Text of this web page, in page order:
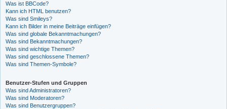
Was ist BBCode?
Kann ich HTML benutzen?
Was sind Smileys?
Kann ich Bilder in meine Beiträge einfügen?
Was sind globale Bekanntmachungen?
Was sind Bekanntmachungen?
Was sind wichtige Themen?
Was sind geschlossene Themen?
Was sind Themen-Symbole?
Benutzer-Stufen und Gruppen
Was sind Administratoren?
Was sind Moderatoren?
Was sind Benutzergruppen?